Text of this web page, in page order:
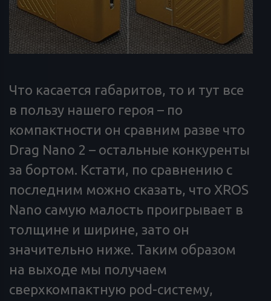
Что касается габаритов, то и тут все
в пользу нашего героя – по
компактности он сравним разве что
Drag Nano 2 – остальные конкуренты
за бортом. Кстати, по сравнению с
последним можно сказать, что XROS
Nano самую малость проигрывает в
толщине и ширине, зато он
значительно ниже. Таким образом
на выходе мы получаем
сверхкомпактную pod-систему,